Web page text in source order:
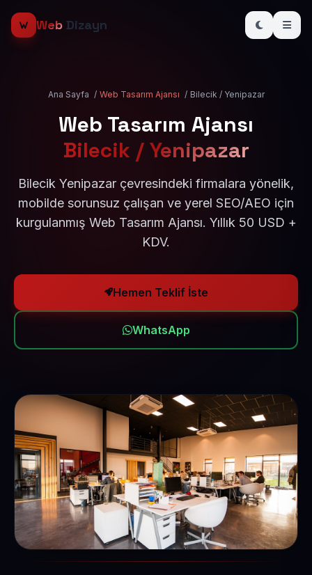
Web Dizayn
Ana Sayfa / Web Tasarım Ajansı / Bilecik / Yenipazar
Web Tasarım Ajansı
Bilecik / Yenipazar
Bilecik Yenipazar çevresindeki firmalara yönelik,
mobilde sorunsuz çalışan ve yerel SEO/AEO için
kurgulanmış Web Tasarım Ajansı. Yıllık 50 USD +
KDV.
Hemen Teklif İste
WhatsApp